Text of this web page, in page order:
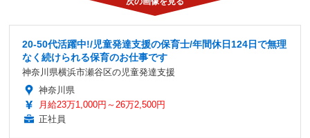
20-50代活躍中!/児童発達支援の保育士/年間休日124日で無理
なく続けられる保育のお仕事です
神奈川県横浜市瀬谷区の児童発達支援
神奈川県
月給23万1,000円～26万2,500円
正社員